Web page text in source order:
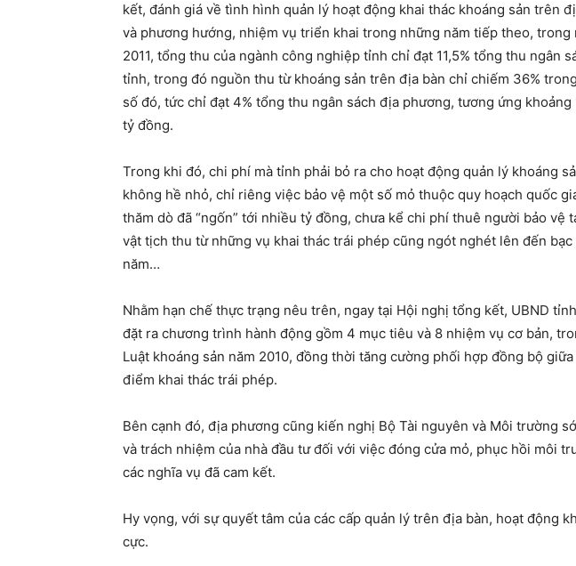
kết, đánh giá về tình hình quản lý hoạt động khai thác khoáng sản trên
và phương hướng, nhiệm vụ triển khai trong những năm tiếp theo, trong
2011, tổng thu của ngành công nghiệp tỉnh chỉ đạt 11,5% tổng thu ngân
tỉnh, trong đó nguồn thu từ khoáng sản trên địa bàn chỉ chiếm 36%
số đó, tức chỉ đạt 4% tổng thu ngân sách địa phương, tương ứng khoảng
tỷ đồng.
Trong khi đó, chi phí mà tỉnh phải bỏ ra cho hoạt động quản lý khoáng
không hề nhỏ, chỉ riêng việc bảo vệ một số mỏ thuộc quy hoạch quốc
thăm dò đã “ngốn” tới nhiều tỷ đồng, chưa kể chi phí thuê người bảo vệ
vật tịch thu từ những vụ khai thác trái phép cũng ngót nghét lên đến bạc
năm…
Nhằm hạn chế thực trạng nêu trên, ngay tại Hội nghị tổng kết, UBND
đặt ra chương trình hành động gồm 4 mục tiêu và 8 nhiệm vụ cơ bản,
Luật khoáng sản năm 2010, đồng thời tăng cường phối hợp đồng bộ
điểm khai thác trái phép.
Bên cạnh đó, địa phương cũng kiến nghị Bộ Tài nguyên và Môi trường
và trách nhiệm của nhà đầu tư đối với việc đóng cửa mỏ, phục hồi môi
các nghĩa vụ đã cam kết.
Hy vọng, với sự quyết tâm của các cấp quản lý trên địa bàn, hoạt động
cực.